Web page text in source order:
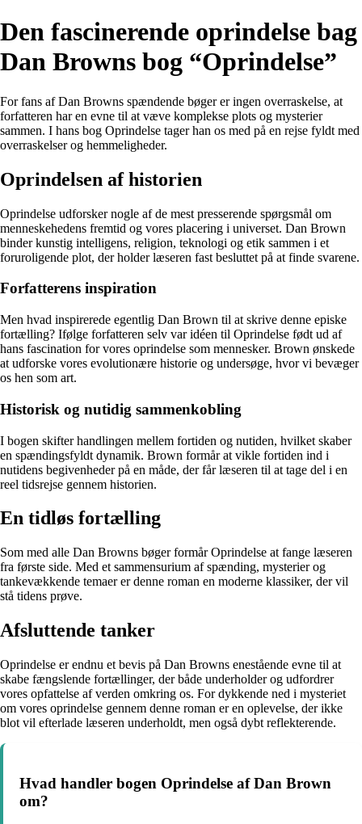
Den fascinerende oprindelse bag
Dan Browns bog “Oprindelse”
For fans af Dan Browns spændende bøger er ingen overraskelse, at
forfatteren har en evne til at væve komplekse plots og mysterier
sammen. I hans bog Oprindelse tager han os med på en rejse fyldt med
overraskelser og hemmeligheder.
Oprindelsen af historien
Oprindelse udforsker nogle af de mest presserende spørgsmål om
menneskehedens fremtid og vores placering i universet. Dan Brown
binder kunstig intelligens, religion, teknologi og etik sammen i et
foruroligende plot, der holder læseren fast besluttet på at finde svarene.
Forfatterens inspiration
Men hvad inspirerede egentlig Dan Brown til at skrive denne episke
fortælling? Ifølge forfatteren selv var idéen til Oprindelse født ud af
hans fascination for vores oprindelse som mennesker. Brown ønskede
at udforske vores evolutionære historie og undersøge, hvor vi bevæger
os hen som art.
Historisk og nutidig sammenkobling
I bogen skifter handlingen mellem fortiden og nutiden, hvilket skaber
en spændingsfyldt dynamik. Brown formår at vikle fortiden ind i
nutidens begivenheder på en måde, der får læseren til at tage del i en
reel tidsrejse gennem historien.
En tidløs fortælling
Som med alle Dan Browns bøger formår Oprindelse at fange læseren
fra første side. Med et sammensurium af spænding, mysterier og
tankevækkende temaer er denne roman en moderne klassiker, der vil
stå tidens prøve.
Afsluttende tanker
Oprindelse er endnu et bevis på Dan Browns enestående evne til at
skabe fængslende fortællinger, der både underholder og udfordrer
vores opfattelse af verden omkring os. For dykkende ned i mysteriet
om vores oprindelse gennem denne roman er en oplevelse, der ikke
blot vil efterlade læseren underholdt, men også dybt reflekterende.
Hvad handler bogen Oprindelse af Dan Brown
om?